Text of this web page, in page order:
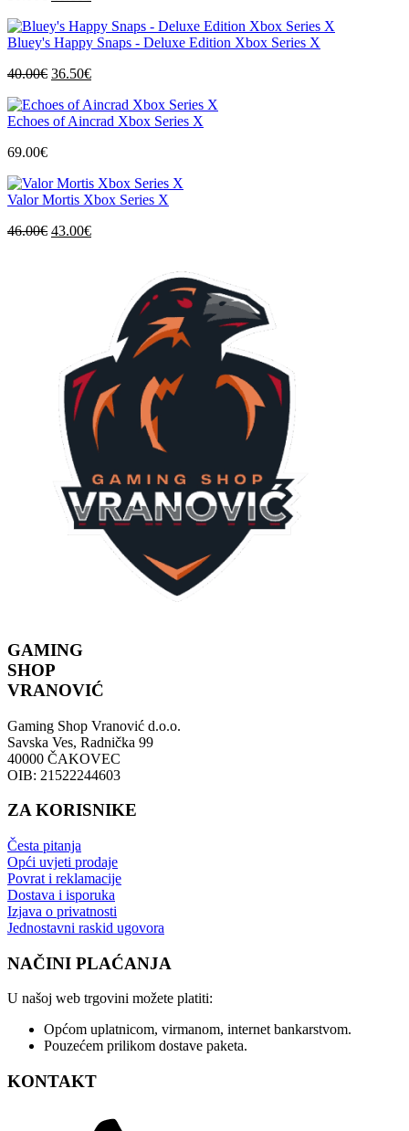
bila
je:
je:
46.00€.
Bluey's Happy Snaps - Deluxe Edition Xbox Series X
40.00€ Izvorna
bila
je:
36.50€Trenutna
je:
36.50€.
Echoes of Aincrad Xbox Series X
69.00€
Valor Mortis Xbox Series X
46.00€ Izvorna
43.00€Trenutna
GAMING
SHOP
VRANOVIĆ
Gaming Shop Vranović d.o.o.
Savska Ves, Radnička 99
40000 ČAKOVEC
OIB: 21522244603
ZA KORISNIKE
Česta pitanja
Opći uvjeti prodaje
Povrat i reklamacije
Dostava i isporuka
Izjava o privatnosti
Jednostavni raskid ugovora
NAČINI PLAĆANJA
U našoj web trgovini možete platiti:
Općom uplatnicom, virmanom, internet bankarstvom.
Pouzećem prilikom dostave paketa.
KONTAKT